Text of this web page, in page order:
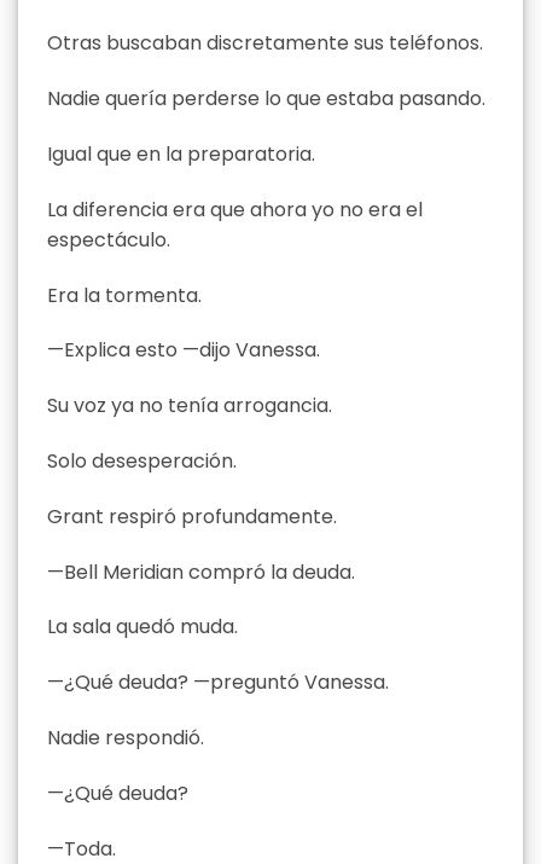
Otras buscaban discretamente sus teléfonos.
Nadie quería perderse lo que estaba pasando.
Igual que en la preparatoria.
La diferencia era que ahora yo no era el
espectáculo.
Era la tormenta.
—Explica esto —dijo Vanessa.
Su voz ya no tenía arrogancia.
Solo desesperación.
Grant respiró profundamente.
—Bell Meridian compró la deuda.
La sala quedó muda.
—¿Qué deuda? —preguntó Vanessa.
Nadie respondió.
—¿Qué deuda?
—Toda.